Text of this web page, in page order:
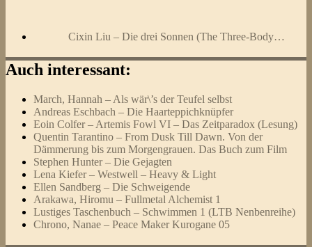
Cixin Liu – Die drei Sonnen (The Three-Body…
Auch interessant:
March, Hannah – Als wär\’s der Teufel selbst
Andreas Eschbach – Die Haarteppichknüpfer
Eoin Colfer – Artemis Fowl VI – Das Zeitparadox (Lesung)
Quentin Tarantino – From Dusk Till Dawn. Von der
Dämmerung bis zum Morgengrauen. Das Buch zum Film
Stephen Hunter – Die Gejagten
Lena Kiefer – Westwell – Heavy & Light
Ellen Sandberg – Die Schweigende
Arakawa, Hiromu – Fullmetal Alchemist 1
Lustiges Taschenbuch – Schwimmen 1 (LTB Nenbenreihe)
Chrono, Nanae – Peace Maker Kurogane 05